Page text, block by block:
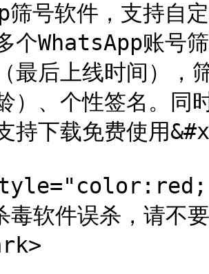
筛号软件，支持自
个WhatsApp账号
最后上线时间），
）、个性签名。同
持下载免费使用
毒软件误杀，请不